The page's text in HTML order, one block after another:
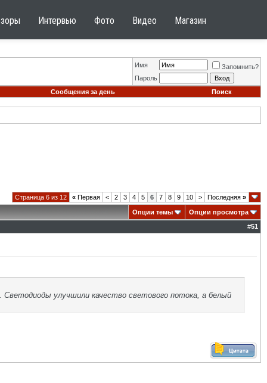
Интервью Фото Видео Магазин
Имя
Запомнить?
Пароль
Сообщения за день
Поиск
Страница 6 из 12 « Первая < 2 3 4 5 6 7 8 9 10 > Последняя »
Опции темы
Опции просмотра
#51
улучшили качество светового потока, а белый